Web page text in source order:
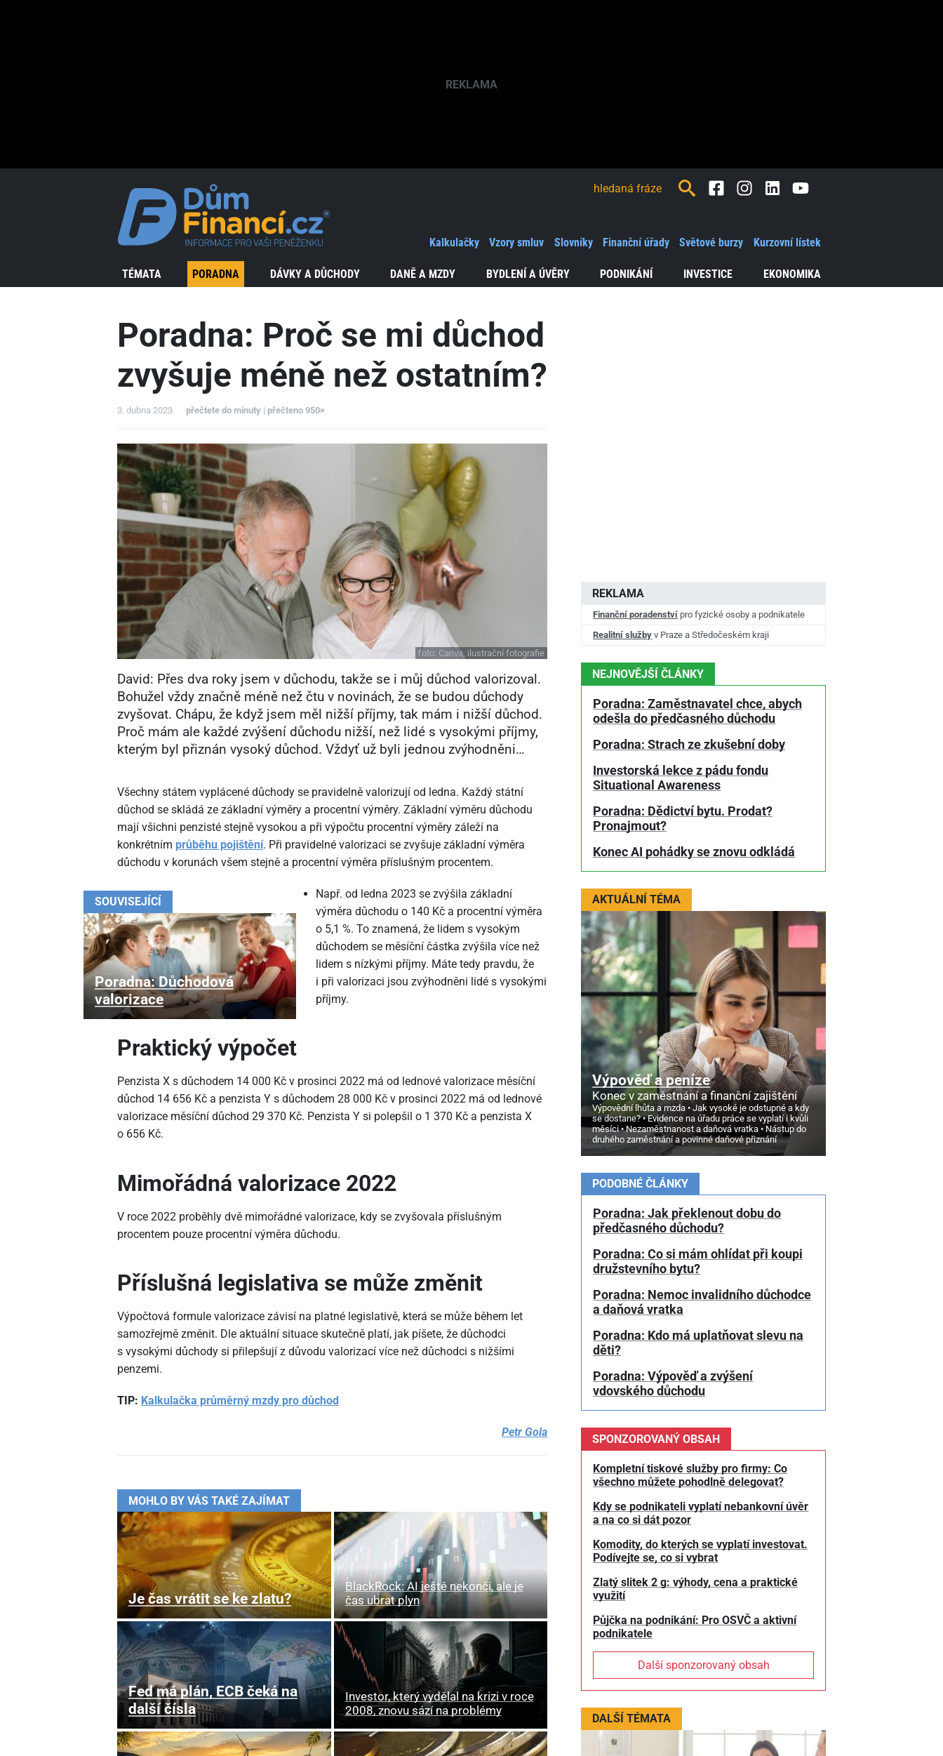
TÉMATA PORADNA DÁVKY A DŮCHODY DANĚ A MZDY BYDLENÍ A ÚVĚRY PODNIKÁNÍ INVESTICE EKONOMIKA
Kalkulačky Vzory smluv Slovníky Finanční úřady Světové burzy Kurzovní lístek
FacebookInstagramLinkedInYoutube
Poradna: Proč se mi důchod
zvyšuje méně než ostatním?
3. dubna 2023 přečtete do minuty | přečteno 950×
foto: Canva, ilustrační fotografie
David: Přes dva roky jsem v důchodu, takže se i můj důchod valorizoval.
Bohužel vždy značně méně než čtu v novinách, že se budou důchody
zvyšovat. Chápu, že když jsem měl nižší příjmy, tak mám i nižší důchod.
Proč mám ale každé zvýšení důchodu nižší, než lidé s vysokými příjmy,
kterým byl přiznán vysoký důchod. Vždyť už byli jednou zvýhodněni…
Všechny státem vyplácené důchody se pravidelně valorizují od ledna. Každý státní
důchod se skládá ze základní výměry a procentní výměry. Základní výměru důchodu
mají všichni penzisté stejně vysokou a při výpočtu procentní výměry záleží na
konkrétním průběhu pojištění. Při pravidelné valorizaci se zvyšuje základní výměra
důchodu v korunách všem stejně a procentní výměra příslušným procentem.
SOUVISEJÍCÍ
Poradna: Důchodová
valorizace
Např. od ledna 2023 se zvýšila základní
výměra důchodu o 140 Kč a procentní výměra
o 5,1 %. To znamená, že lidem s vysokým
důchodem se měsíční částka zvýšila více než
lidem s nízkými příjmy. Máte tedy pravdu, že
i při valorizaci jsou zvýhodněni lidé s vysokými
příjmy.
Praktický výpočet
Penzista X s důchodem 14 000 Kč v prosinci 2022 má od lednové valorizace měsíční
důchod 14 656 Kč a penzista Y s důchodem 28 000 Kč v prosinci 2022 má od lednové
valorizace měsíční důchod 29 370 Kč. Penzista Y si polepšil o 1 370 Kč a penzista X
o 656 Kč.
Mimořádná valorizace 2022
V roce 2022 proběhly dvě mimořádné valorizace, kdy se zvyšovala příslušným
procentem pouze procentní výměra důchodu.
Příslušná legislativa se může změnit
Výpočtová formule valorizace závisí na platné legislativě, která se může během let
samozřejmě změnit. Dle aktuální situace skutečně platí, jak píšete, že důchodci
s vysokými důchody si přilepšují z důvodu valorizací více než důchodci s nižšími
penzemi.
TIP: Kalkulačka průměrný mzdy pro důchod
Petr Gola
MOHLO BY VÁS TAKÉ ZAJÍMAT
Je čas vrátit se ke zlatu?
BlackRock: AI ještě nekončí, ale je
čas ubrat plyn
Fed má plán, ECB čeká na
další čísla
Investor, který vydělal na krizi v roce
2008, znovu sází na problémy
REKLAMA
Finanční poradenství pro fyzické osoby a podnikatele
Realitní služby v Praze a Středočeském kraji
NEJNOVĚJŠÍ ČLÁNKY
Poradna: Zaměstnavatel chce, abych
odešla do předčasného důchodu
Poradna: Strach ze zkušební doby
Investorská lekce z pádu fondu
Situational Awareness
Poradna: Dědictví bytu. Prodat?
Pronajmout?
Konec AI pohádky se znovu odkládá
AKTUÁLNÍ TÉMA
Výpověď a peníze
Konec v zaměstnání a finanční zajištění
Výpovědní lhůta a mzda
Jak vysoké je odstupné a kdy
se dostane?
Evidence na úřadu práce se vyplatí i kvůli
měsíci
Nezaměstnanost a daňová vratka
Nástup do
druhého zaměstnání a povinné daňové přiznání
PODOBNÉ ČLÁNKY
Poradna: Jak překlenout dobu do
předčasného důchodu?
Poradna: Co si mám ohlídat při koupi
družstevního bytu?
Poradna: Nemoc invalidního důchodce
a daňová vratka
Poradna: Kdo má uplatňovat slevu na
děti?
Poradna: Výpověď a zvýšení
vdovského důchodu
SPONZOROVANÝ OBSAH
Kompletní tiskové služby pro firmy: Co
všechno můžete pohodlně delegovat?
Kdy se podnikateli vyplatí nebankovní úvěr
a na co si dát pozor
Komodity, do kterých se vyplatí investovat.
Podívejte se, co si vybrat
Zlatý slitek 2 g: výhody, cena a praktické
využití
Půjčka na podnikání: Pro OSVČ a aktivní
podnikatele
Další sponzorovaný obsah
DALŠÍ TÉMATA